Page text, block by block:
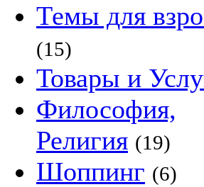
Темы для
(15)
Товары и
Философия,
Религия (19)
Шоппинг (6)